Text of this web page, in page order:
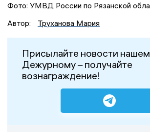
Фото: УМВД России по Рязанской
Автор:
Труханова Мария
Присылайте новости
Дежурному – получайте
вознаграждение!